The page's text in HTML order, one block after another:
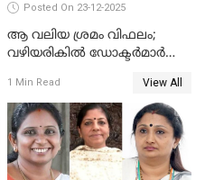
Posted On 23-12-2025
ആ വലിയ ശ്രമം വിഫലം;
വഴിയരികില്‍ ‌ഡോക്ടര്‍മാര്‍
മരണത്തിന് കീഴടങ്ങി
1 Min Read View All